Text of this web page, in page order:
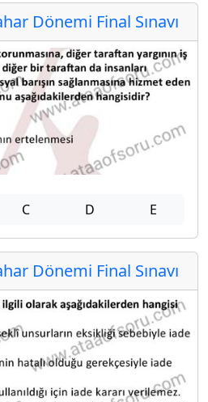
Dönemi Final Sınavı
C D E
Dönemi Final Sınavı